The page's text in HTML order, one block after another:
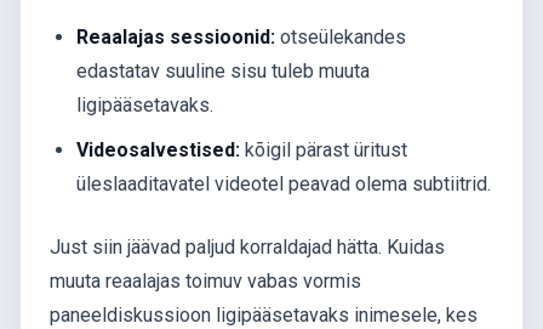
Reaalajas sessioonid: otseülekandes
edastatav suuline sisu tuleb muuta
ligipääsetavaks.
Videosalvestised: kõigil pärast üritust
üleslaaditavatel videotel peavad olema subtiitrid.
Just siin jäävad paljud korraldajad hätta. Kuidas
muuta reaalajas toimuv vabas vormis
paneeldiskussioon ligipääsetavaks inimesele, kes